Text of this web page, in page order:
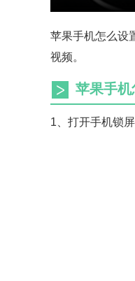
苹果手机怎么设
视频。
苹果手
1、打开手机锁